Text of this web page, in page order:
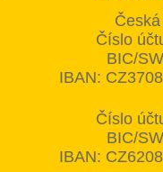
Číslo
BIC/
IBAN:
Číslo
BIC/
IBAN: